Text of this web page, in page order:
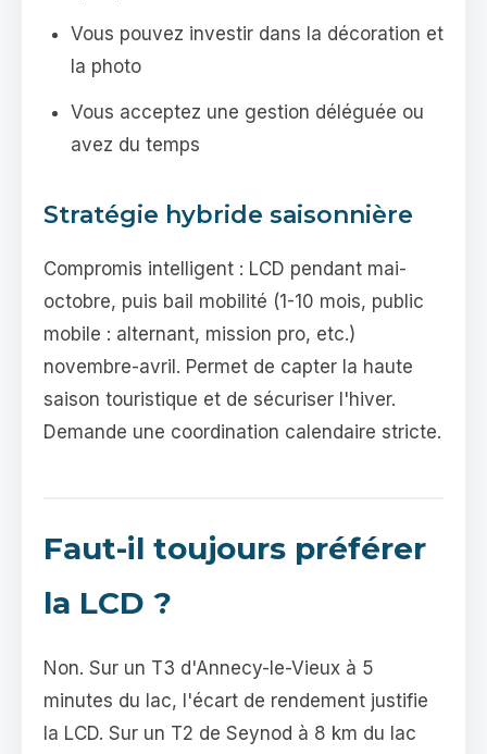
Vous pouvez investir dans la décoration et
la photo
Vous acceptez une gestion déléguée ou
avez du temps
Stratégie hybride saisonnière
Compromis intelligent : LCD pendant mai-
octobre, puis bail mobilité (1-10 mois, public
mobile : alternant, mission pro, etc.)
novembre-avril. Permet de capter la haute
saison touristique et de sécuriser l'hiver.
Demande une coordination calendaire stricte.
Faut-il toujours préférer
la LCD ?
Non. Sur un T3 d'Annecy-le-Vieux à 5
minutes du lac, l'écart de rendement justifie
la LCD. Sur un T2 de Seynod à 8 km du lac